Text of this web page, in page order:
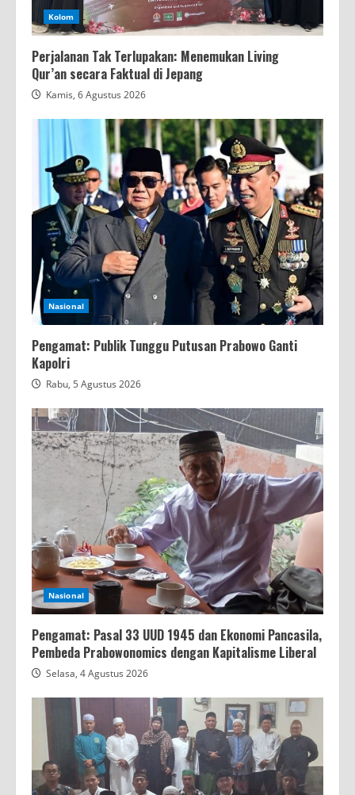
Kolom
Perjalanan Tak Terlupakan: Menemukan Living
Qur’an secara Faktual di Jepang
Kamis, 6 Agustus 2026
Nasional
Pengamat: Publik Tunggu Putusan Prabowo Ganti
Kapolri
Rabu, 5 Agustus 2026
Nasional
Pengamat: Pasal 33 UUD 1945 dan Ekonomi Pancasila,
Pembeda Prabowonomics dengan Kapitalisme Liberal
Selasa, 4 Agustus 2026